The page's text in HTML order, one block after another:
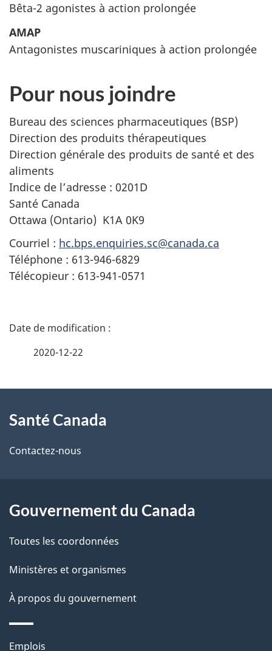
Bêta-2 agonistes à action prolongée
AMAP
Antagonistes muscariniques à action prolongée
Pour nous joindre
Bureau des sciences pharmaceutiques (BSP)
Direction des produits thérapeutiques
Direction générale des produits de santé et des
aliments
Indice de l’adresse : 0201D
Santé Canada
Ottawa (Ontario) K1A 0K9
Courriel : hc.bps.enquiries.sc@canada.ca
Téléphone : 613-946-6829
Télécopieur : 613-941-0571
D
i
l
d
e
p
a
2020-12-22
propos
de
site
Santé Canada
Contactez-nous
Gouvernement du Canada
Toutes les coordonnées
Ministères et organismes
À propos du gouvernement
Thèmes
Emplois